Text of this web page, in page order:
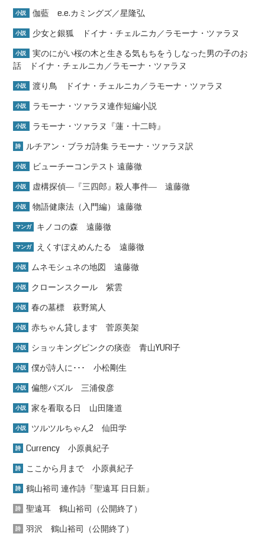
小説 伽藍 e.e.カミングズ／星隆弘
小説 少女と銀狐 ドイナ・チェルニカ／ラモーナ・ツァラヌ
小説
実のにがい桜の木と生きる気もちをうしなった男の子のお
話 ドイナ・チェルニカ／ラモーナ・ツァラヌ
小説 渡り鳥 ドイナ・チェルニカ／ラモーナ・ツァラヌ
小説 ラモーナ・ツァラヌ連作短編小説
小説 ラモーナ・ツァラヌ『蓮・十二時』
詩 ルチアン・ブラガ詩集 ラモーナ・ツァラヌ訳
小説 ビューチーコンテスト 遠藤徹
小説 虚構探偵―『三四郎』殺人事件― 遠藤徹
小説 物語健康法（入門編） 遠藤徹
マンガ キノコの森 遠藤徹
マンガ えくすぽえめんたる 遠藤徹
小説 ムネモシュネの地図 遠藤徹
小説 クローンスクール 紫雲
小説 春の墓標 萩野篤人
小説 赤ちゃん貸します 菅原美架
小説 ショッキングピンクの痰壺 青山YURI子
小説 僕が詩人に･･･ 小松剛生
小説 偏態パズル 三浦俊彦
小説 家を看取る日 山田隆道
小説 ツルツルちゃん2 仙田学
詩 Currency 小原眞紀子
詩 ここから月まで 小原眞紀子
詩 鶴山裕司 連作詩『聖遠耳 日日新』
詩 聖遠耳 鶴山裕司（公開終了）
詩 羽沢 鶴山裕司（公開終了）